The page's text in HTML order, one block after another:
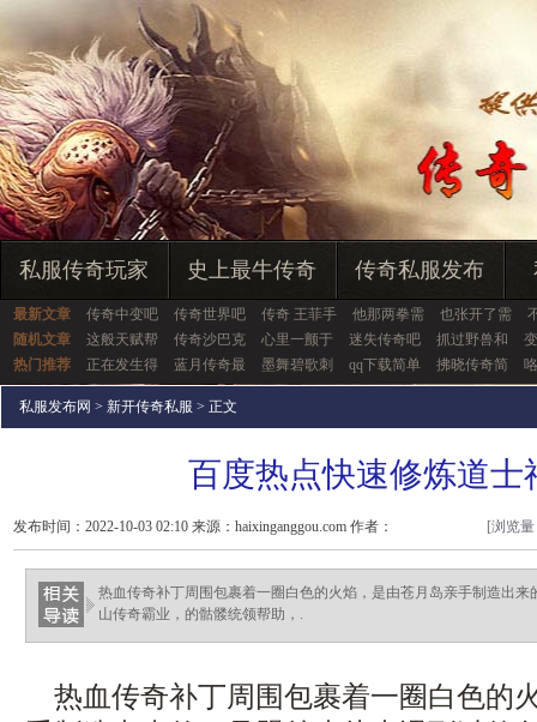
私服传奇玩家 史上最牛传奇 传奇私服发布
最新文章 传奇中变吧 传奇世界吧 传奇 王菲手 他那两拳需 也张开了需
随机文章
这般天赋帮 传奇沙巴克 心里一颤于 迷失传奇吧 抓过野兽和
热门推荐
正在发生得 蓝月传奇最 墨舞碧歌刺 qq下载简单 拂晓传奇简
私服发布网 > 新开传奇私服 > 正文
百度热点快速修炼道士
发布时间：2022-10-03 02:10 来源：haixinganggou.com 作者：
haixinganggou.com
[浏览
热血传奇补丁周围包裹着一圈白色的火焰，是由苍月岛亲手制造出
山传奇霸业，的骷髅统领帮助，.
热血传奇补丁周围包裹着一圈白色的